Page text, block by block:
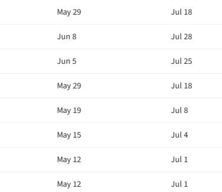
May 29
Jul 18
Jun 8
Jul 28
Jun 5
Jul 25
May 29
Jul 18
May 19
Jul 8
May 15
Jul 4
May 12
Jul 1
May 12
Jul 1